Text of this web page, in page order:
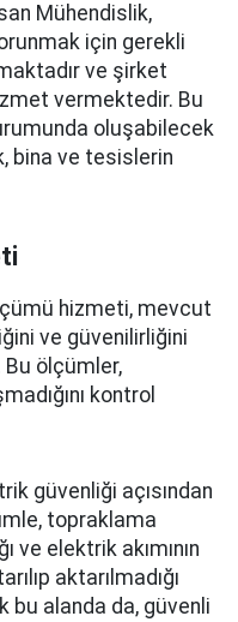
Mühendislik,
için gerekli
ve şirket
vermektedir. Bu
oluşabilecek
bina ve tesislerin
hizmeti, mevcut
ve güvenilirliğini
ölçümler,
kontrol
güvenliği açısından
topraklama
ve elektrik akımının
aktarılmadığı
bu alanda da, güvenli